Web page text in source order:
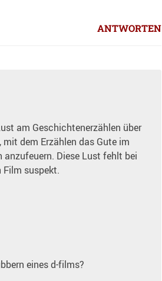
ANTWORTEN
am Geschichtenerzählen über
dem Erzählen das Gute im
Diese Lust fehlt bei
Film suspekt.
eines d-films?